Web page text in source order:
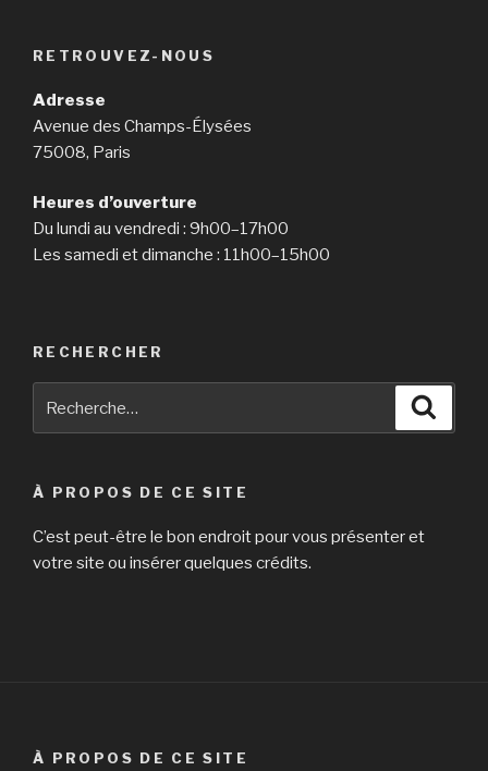
RETROUVEZ-NOUS
Adresse
Avenue des Champs-Élysées
75008, Paris
Heures d’ouverture
Du lundi au vendredi : 9h00–17h00
Les samedi et dimanche : 11h00–15h00
RECHERCHER
À PROPOS DE CE SITE
C’est peut-être le bon endroit pour vous présenter et
votre site ou insérer quelques crédits.
À PROPOS DE CE SITE